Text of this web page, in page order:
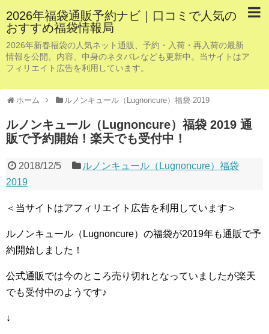
2026年福袋通販予約ナビ｜口コミで人気の
おすすめ福袋情報局
2026年新春福袋の人気ネット通販、予約・入荷・再入荷の最新
情報を公開。内容、中身のネタバレなども更新中。当サイトはア
フィリエイト広告を利用しています。
ホーム ルノンキュール（Lugnoncure）福袋 2019
ルノンキュール（Lugnoncure）福袋 2019 通
販で予約開始！楽天でも受付中！
2018/12/5
ルノンキュール（Lugnoncure）福袋
2019
＜当サイトはアフィリエイト広告を利用しています＞
ルノンキュール（Lugnoncure）の福袋が2019年も通販で予
約開始しました！
公式通販では今のところ売り切れとなっていましたが楽天
でも受付中のようです♪
↓